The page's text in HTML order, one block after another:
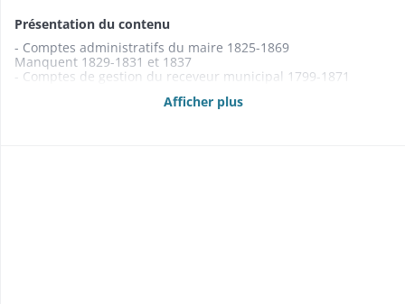
Présentation du contenu
- Comptes administratifs du maire 1825-1869
Manquent 1829-1831 et 1837
- Comptes de gestion du receveur municipal 1799-1871
Afficher plus